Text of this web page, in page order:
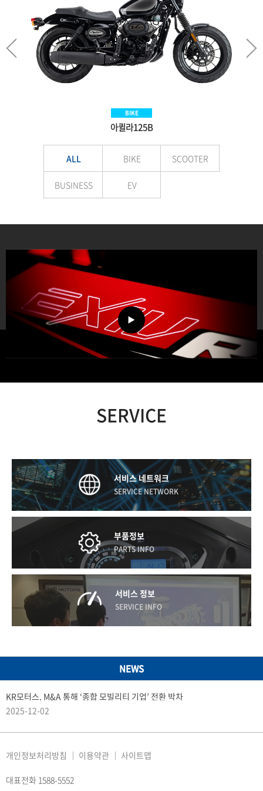
BIKE
아퀼라125B
BIKE
Aquila300BS
SCOOTER
VNEX125
EV
E-LuTion
ALL BIKE SCOOTER
BUSINESS EV
SERVICE
서비스 네트워크
SERVICE NETWORK
부품정보
PARTS INFO
서비스 정보
SERVICE INFO
NEWS
KR모터스, M&A 통해 ‘종합 모빌리티 기업’ 전환 박차
2025-12-02
개인정보처리방침 이용약관 사이트맵
대표전화 1588-5552